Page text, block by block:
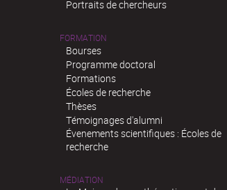
Portraits de chercheurs
FORMATION
Bourses
Programme doctoral
Formations
Écoles de recherche
Thèses
Témoignages d'alumni
Évenements scientifiques : Écoles de
recherche
MÉDIATION